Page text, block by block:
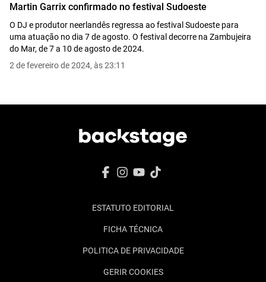
Martin Garrix confirmado no festival Sudoeste
O DJ e produtor neerlandês regressa ao festival Sudoeste para
uma atuação no dia 7 de agosto. O festival decorre na Zambujeira
do Mar, de 7 a 10 de agosto de 2024.
2 de fevereiro de 2024, às 23:11
ESTATUTO EDITORIAL
FICHA TÉCNICA
POLITICA DE PRIVACIDADE
GERIR COOKIES